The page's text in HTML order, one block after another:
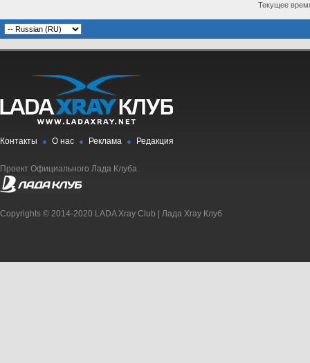
Текущее
Контакты О нас Реклама Редакция
Проект Официального Лада Клуба
Copyrights © 2014-2020 LADA Xray Club | Лада Xray Клуб